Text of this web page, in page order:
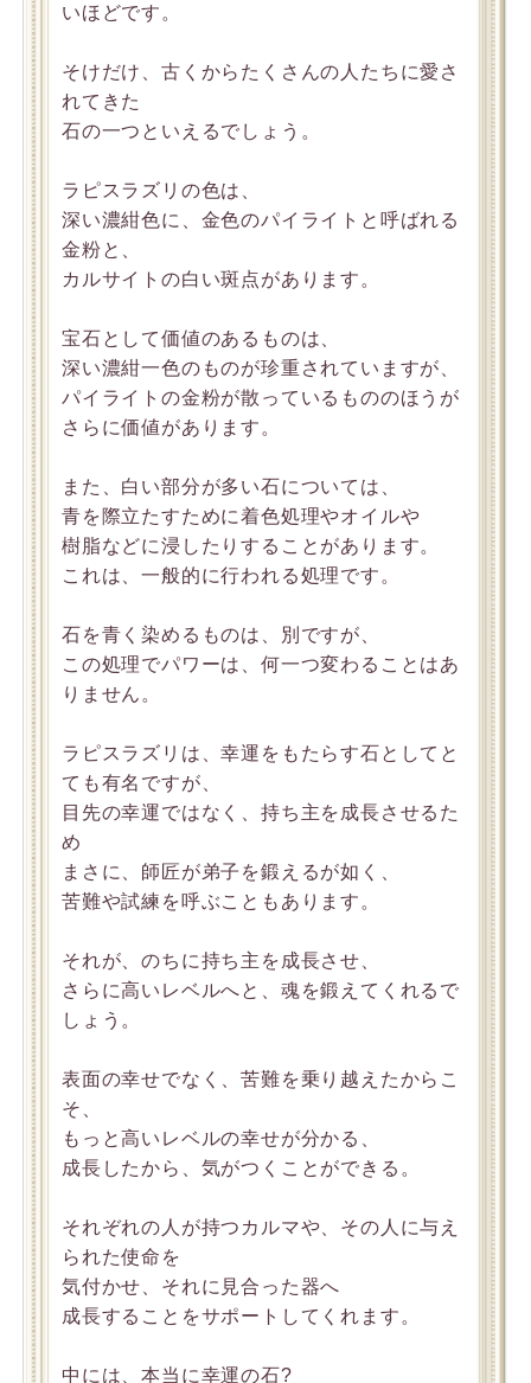
いほどです。
そけだけ、古くからたくさんの人たちに愛さ
れてきた
石の一つといえるでしょう。
ラピスラズリの色は、
深い濃紺色に、金色のパイライトと呼ばれる
金粉と、
カルサイトの白い斑点があります。
宝石として価値のあるものは、
深い濃紺一色のものが珍重されていますが、
パイライトの金粉が散っているもののほうが
さらに価値があります。
また、白い部分が多い石については、
青を際立たすために着色処理やオイルや
樹脂などに浸したりすることがあります。
これは、一般的に行われる処理です。
石を青く染めるものは、別ですが、
この処理でパワーは、何一つ変わることはあ
りません。
ラピスラズリは、幸運をもたらす石としてと
ても有名ですが、
目先の幸運ではなく、持ち主を成長させるた
め
まさに、師匠が弟子を鍛えるが如く、
苦難や試練を呼ぶこともあります。
それが、のちに持ち主を成長させ、
さらに高いレベルへと、魂を鍛えてくれるで
しょう。
表面の幸せでなく、苦難を乗り越えたからこ
そ、
もっと高いレベルの幸せが分かる、
成長したから、気がつくことができる。
それぞれの人が持つカルマや、その人に与え
られた使命を
気付かせ、それに見合った器へ
成長することをサポートしてくれます。
中には、本当に幸運の石?